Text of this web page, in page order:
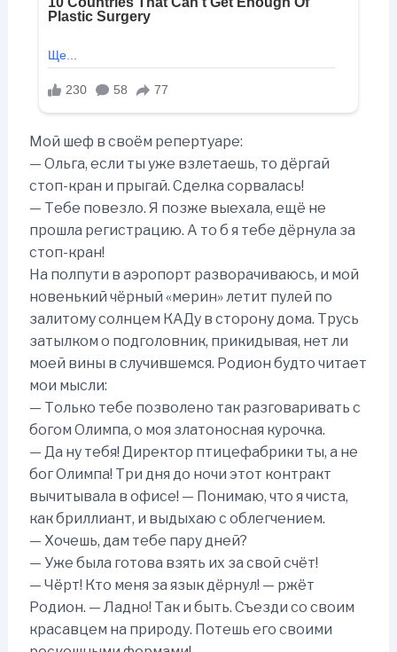
Мой шеф в своём репертуаре:
— Ольга, если ты уже взлетаешь, то дёргай
стоп-кран и прыгай. Сделка сорвалась!
— Тебе повезло. Я позже выехала, ещё не
прошла регистрацию. А то б я тебе дёрнула за
стоп-кран!
На полпути в аэропорт разворачиваюсь, и мой
новенький чёрный «мерин» летит пулей по
залитому солнцем КАДу в сторону дома. Трусь
затылком о подголовник, прикидывая, нет ли
моей вины в случившемся. Родион будто читает
мои мысли:
— Только тебе позволено так разговаривать с
богом Олимпа, о моя златоносная курочка.
— Да ну тебя! Директор птицефабрики ты, а не
бог Олимпа! Три дня до ночи этот контракт
вычитывала в офисе! — Понимаю, что я чиста,
как бриллиант, и выдыхаю с облегчением.
— Хочешь, дам тебе пару дней?
— Уже была готова взять их за свой счёт!
— Чёрт! Кто меня за язык дёрнул! — ржёт
Родион. — Ладно! Так и быть. Съезди со своим
красавцем на природу. Потешь его своими